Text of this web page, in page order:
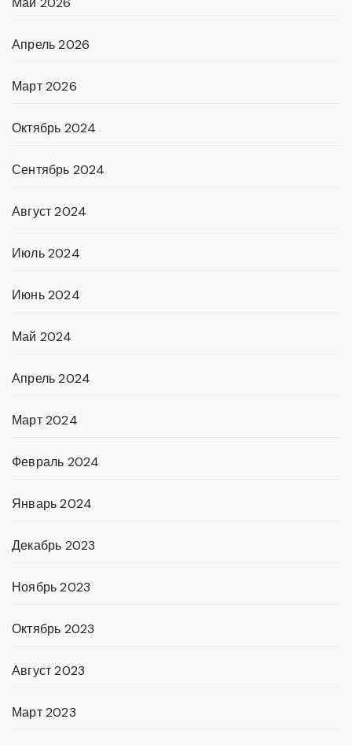
Апрель 2026
Март 2026
Октябрь 2024
Сентябрь 2024
Август 2024
Июль 2024
Июнь 2024
Май 2024
Апрель 2024
Март 2024
Февраль 2024
Январь 2024
Декабрь 2023
Ноябрь 2023
Октябрь 2023
Август 2023
Март 2023